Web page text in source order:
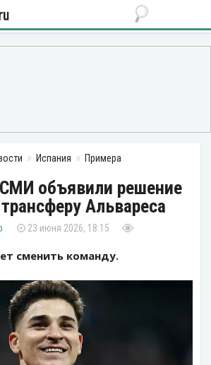
Испания Примера
объявили решение
Альвареса
23 июня 2026, 18:15
сменить команду.